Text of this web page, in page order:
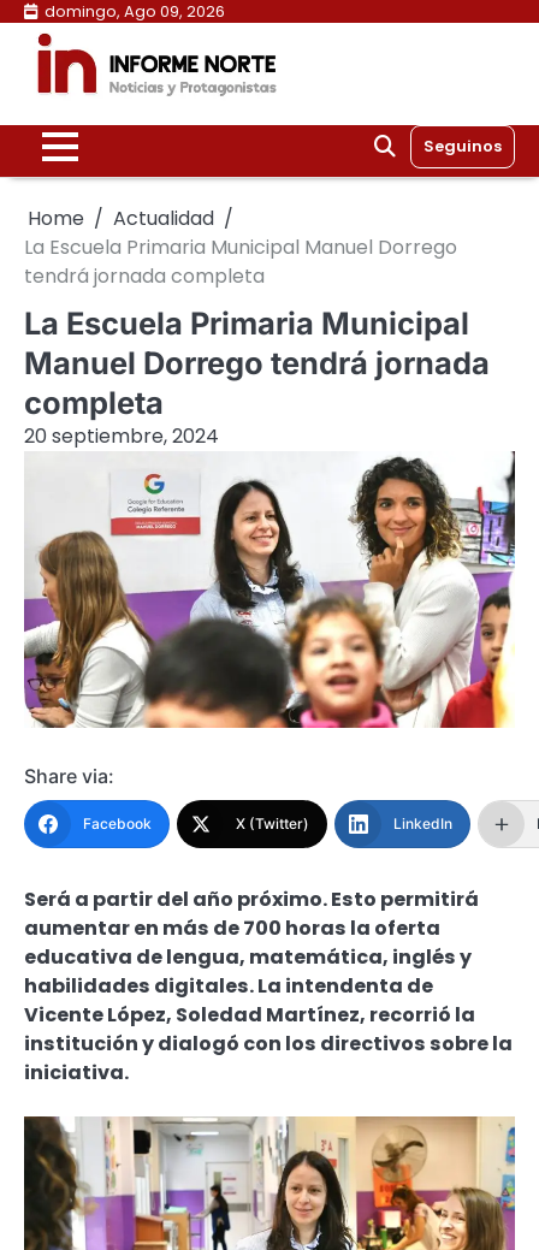
Skip
content
domingo, Ago 09, 2026
Seguinos
Home
Actualidad
La Escuela Primaria Municipal Manuel Dorrego
tendrá jornada completa
La Escuela Primaria Municipal
Manuel Dorrego tendrá jornada
completa
20 septiembre, 2024
Share via:
Facebook X (Twitter) LinkedIn
Será a partir del año próximo. Esto permitirá
aumentar en más de 700 horas la oferta
educativa de lengua, matemática, inglés y
habilidades digitales. La intendenta de
Vicente López, Soledad Martínez, recorrió la
institución y dialogó con los directivos sobre la
iniciativa.